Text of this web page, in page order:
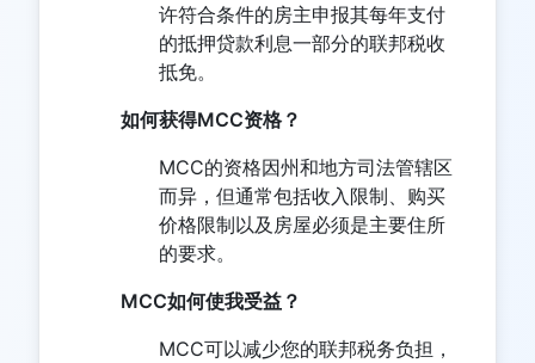
许符合条件的房主申报其每年支付
的抵押贷款利息一部分的联邦税收
抵免。
如何获得MCC资格？
MCC的资格因州和地方司法管辖区
而异，但通常包括收入限制、购买
价格限制以及房屋必须是主要住所
的要求。
MCC如何使我受益？
MCC可以减少您的联邦税务负担，